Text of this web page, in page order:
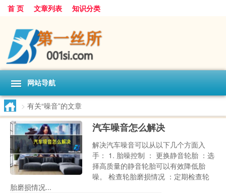
首 页 文章列表 知识分类
网站导航
> 有关“噪音”的文章
汽车噪音怎么解决
解决汽车噪音可以从以下几个方面入
手： 1. 胎噪控制 ： 更换静音轮胎 ：选
择高质量的静音轮胎可以有效降低胎
噪。 检查轮胎磨损情况 ：定期检查轮
胎磨损情况...